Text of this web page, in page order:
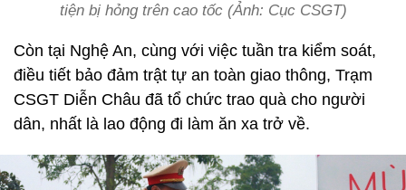
tiện bị hỏng trên cao tốc (Ảnh: Cục CSGT)
Còn tại Nghệ An, cùng với việc tuần tra kiểm soát,
điều tiết bảo đảm trật tự an toàn giao thông, Trạm
CSGT Diễn Châu đã tổ chức trao quà cho người
dân, nhất là lao động đi làm ăn xa trở về.